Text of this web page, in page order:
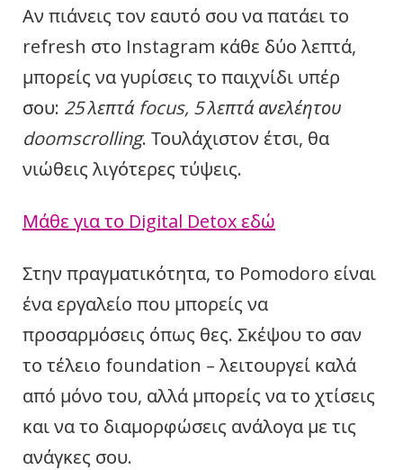
Αν πιάνεις τον εαυτό σου να πατάει το
refresh στο Instagram κάθε δύο λεπτά,
μπορείς να γυρίσεις το παιχνίδι υπέρ
σου: 25 λεπτά focus, 5 λεπτά ανελέητου
doomscrolling. Τουλάχιστον έτσι, θα
νιώθεις λιγότερες τύψεις.
Μάθε για το Digital Detox εδώ
Στην πραγματικότητα, το Pomodoro είναι
ένα εργαλείο που μπορείς να
προσαρμόσεις όπως θες. Σκέψου το σαν
το τέλειο foundation – λειτουργεί καλά
από μόνο του, αλλά μπορείς να το χτίσεις
και να το διαμορφώσεις ανάλογα με τις
ανάγκες σου.